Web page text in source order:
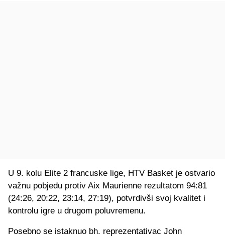
U 9. kolu Elite 2 francuske lige, HTV Basket je ostvario
važnu pobjedu protiv Aix Maurienne rezultatom 94:81
(24:26, 20:22, 23:14, 27:19), potvrdivši svoj kvalitet i
kontrolu igre u drugom poluvremenu.
Posebno se istaknuo bh. reprezentativac John